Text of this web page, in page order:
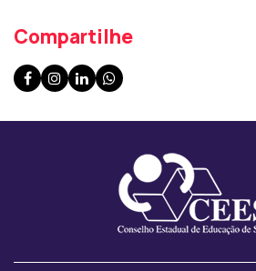
Compartilhe